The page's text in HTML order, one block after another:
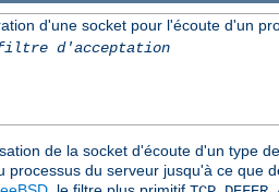
d'une socket pour l'écoute d'un
d'acceptation
de la socket d'écoute d'un type
du serveur jusqu'à ce que